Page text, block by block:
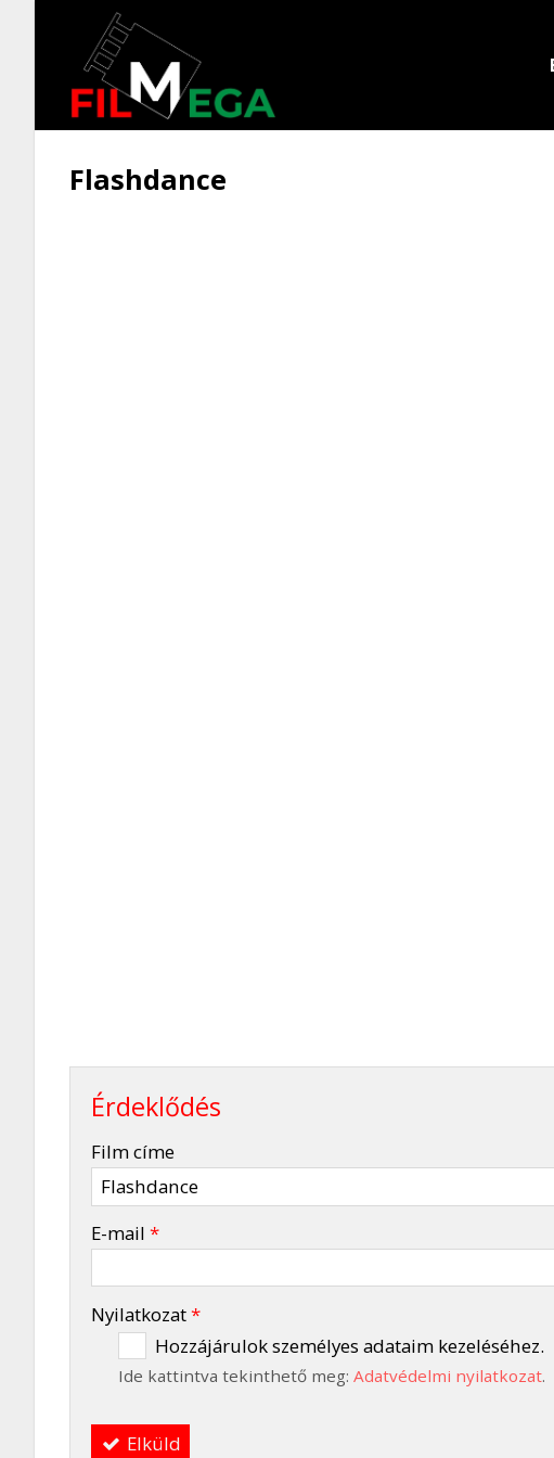
Flashdance
Érdeklődés
Film címe
E-mail *
Nyilatkozat*
Hozzájárulok személyes adataim kezeléséhez.
Ide kattintva tekinthető meg:Adatvédelmi nyilatkozat.
Elküld